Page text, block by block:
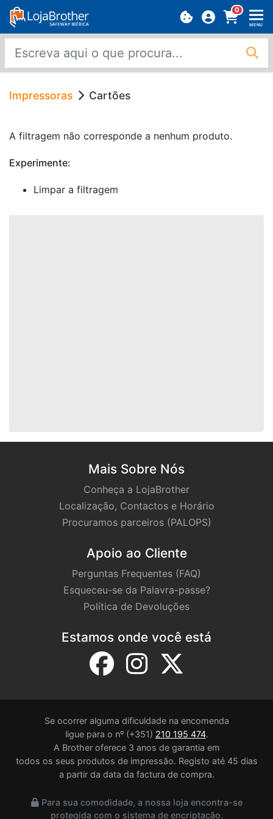
0
MENU
Impressoras Cartões
A filtragem não corresponde a nenhum produto.
Experimente:
Limpar a filtragem
Mais Sobre Nós
Conheça a LojaBrother
Localização, Contactos e Horário
Procuramos parceiros (PALOPS)
Apoio ao Cliente
Perguntas Frequentes (FAQ)
Esqueceu-se da Palavra-passe?
Política de Devoluções
Estamos onde você está
Se ocorrer alguma dificuldade na encomenda
ligue para o nº (+351) 210 195 474.
A Brother oferece 3 anos de garantia em
todos os seus produtos de impressão. Registo até 45 dias
a partir da data da factura de compra.
Para sua comodidade, a nossa loja encontra-se
protegida com o sistema de encriptação.